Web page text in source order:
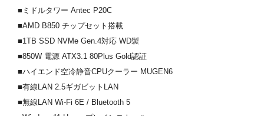
■ミドルタワー Antec P20C
■AMD B850 チップセット搭載
■1TB SSD NVMe Gen.4対応 WD製
■850W 電源 ATX3.1 80Plus Gold認証
■ハイエンド空冷静音CPUクーラー MUGEN6
■有線LAN 2.5ギガビットLAN
■無線LAN Wi-Fi 6E / Bluetooth 5